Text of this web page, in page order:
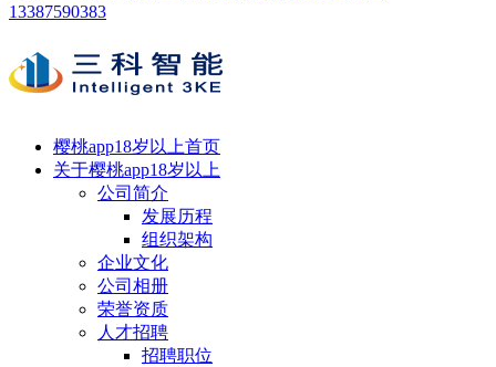
13387590383
樱桃app18岁以上首页
关于樱桃app18岁以上
公司简介
发展历程
组织架构
企业文化
公司相册
荣誉资质
人才招聘
招聘职位